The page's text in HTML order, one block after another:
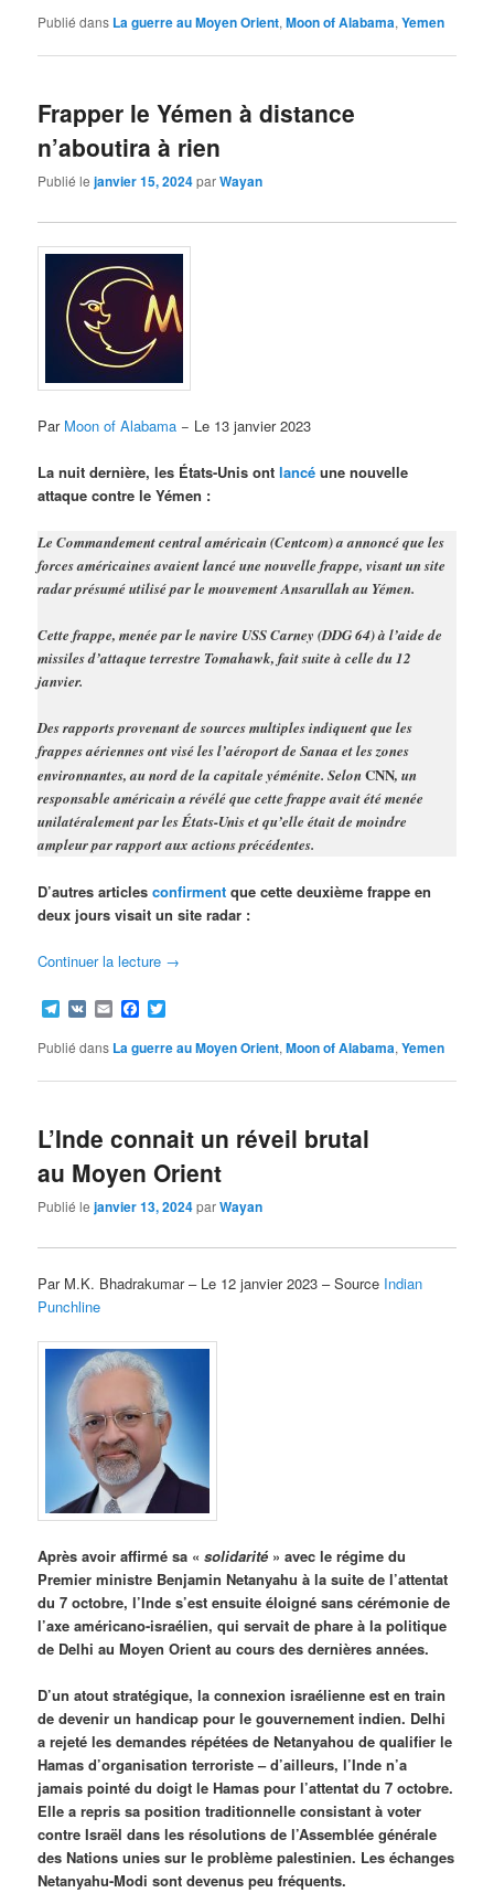
Publié dans La guerre au Moyen Orient,Moon of Alabama,Yemen
Frapper le Yémen à distance
n’aboutira à rien
Publié lejanvier 15, 2024parWayan
Par Moon of Alabama − Le 13 janvier 2023
La nuit dernière, les États-Unis ontlancé une nouvelle
attaque contre le Yémen :
Le Commandement central américain (Centcom) a annoncé que les
forces américaines avaient lancé une nouvelle frappe, visant un site
radar présumé utilisé par le mouvement Ansarullah au Yémen.
Cette frappe, menée par le navire USS Carney (DDG 64) à l’aide de
missiles d’attaque terrestre Tomahawk, fait suite à celle du 12
janvier.
Des rapports provenant de sources multiples indiquent que les
frappes aériennes ont visé les l’aéroport de Sanaa et les zones
environnantes, au nord de la capitale yéménite. SelonCNN, un
responsable américain a révélé que cette frappe avait été menée
unilatéralement par les États-Unis et qu’elle était de moindre
ampleur par rapport aux actions précédentes.
D’autres articlesconfirment que cette deuxième frappe en
deux jours visait un site radar :
Continuer la lecture →
Telegram
VK EmailFacebook
Publié dans La guerre au Moyen Orient,Moon of Alabama,Yemen
L’Inde connait un réveil brutal
au Moyen Orient
Publié lejanvier 13, 2024parWayan
Par M.K. Bhadrakumar – Le 12 janvier 2023 – Source Indian
Punchline
Après avoir affirmé sa «solidarité » avec le régime du
Premier ministre Benjamin Netanyahu à la suite de l’attentat
du 7 octobre, l’Inde s’est ensuite éloigné sans cérémonie de
l’axe américano-israélien, qui servait de phare à la politique
de Delhi au Moyen Orient au cours des dernières années.
D’un atout stratégique, la connexion israélienne est en train
de devenir un handicap pour le gouvernement indien. Delhi
a rejeté les demandes répétées de Netanyahou de qualifier le
Hamas d’organisation terroriste – d’ailleurs, l’Inde n’a
jamais pointé du doigt le Hamas pour l’attentat du 7 octobre.
Elle a repris sa position traditionnelle consistant à voter
contre Israël dans les résolutions de l’Assemblée générale
des Nations unies sur le problème palestinien. Les échanges
Netanyahu-Modi sont devenus peu fréquents.